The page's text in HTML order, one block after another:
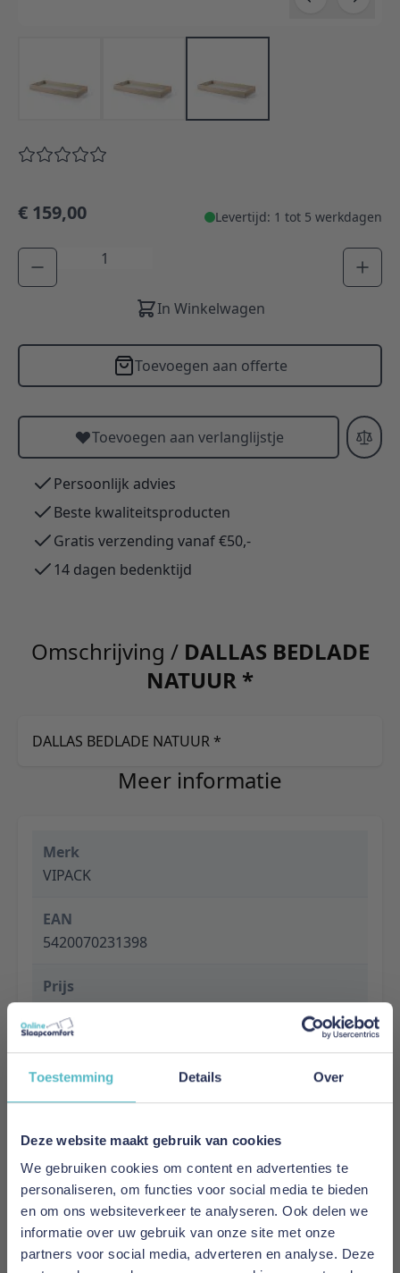
Toestemming Details Over
Deze website maakt gebruik van cookies
We gebruiken cookies om content en advertenties te
personaliseren, om functies voor social media te bieden
en om ons websiteverkeer te analyseren. Ook delen we
informatie over uw gebruik van onze site met onze
partners voor social media, adverteren en analyse. Deze
€ 159,00 Levertijd: 1 tot 5 werkdagen
Aantal
In Winkelwagen
Toevoegen aan offerte
Toevoegen aan verlanglijstje
Persoonlijk advies
Beste kwaliteitsproducten
Gratis verzending vanaf €50,-
14 dagen bedenktijd
Omschrijving / DALLAS BEDLADE
NATUUR *
DALLAS BEDLADE NATUUR *
Meer informatie
Merk
VIPACK
EAN
5420070231398
Prijs
€ 159,00
Levertijd
1 tot 5 werkdagen
Material: Solid pine
Finish: Lacquered
Colour: NATURAL
Slat base included: Yes
Product style: Trendy
Maximum mattress thickness: 10